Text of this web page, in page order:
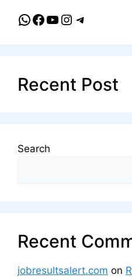
WhatsApp
Facebook
YouTube
Instagram
Telegram
Recent Post
Search
Recent
jobresultsalert.com on